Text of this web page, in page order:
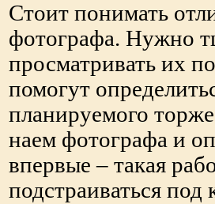
Стоит понимать
фотографа. Нужно
просматривать их
помогут
планируемого
наем фотографа и
впервые – такая
подстраиваться под